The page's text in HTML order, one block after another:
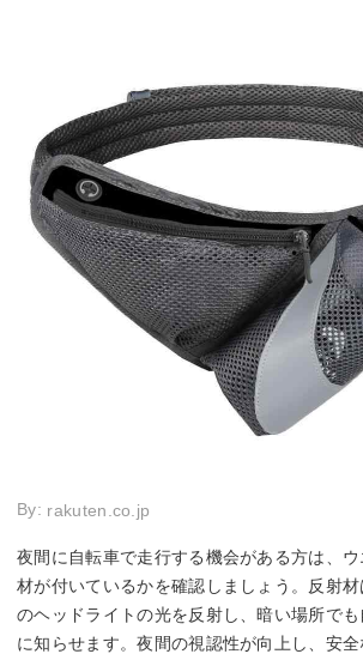
By: rakuten.co.jp
夜間に自転車で走行する機会がある方は、
材が付いているかを確認しましょう。反射
のヘッドライトの光を反射し、暗い場所で
に知らせます。夜間の視認性が向上し、安